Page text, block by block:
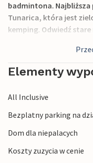
badmintona. Najbliższa
Tunarica, która jest
kemping. Odwiedź
zobaczyć punkt
Elementy
All Inclusive
Bezplatny parking na
Dom dla niepalacych
Koszty zuzycia w cenie